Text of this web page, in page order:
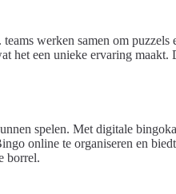
werken samen om puzzels
het een unieke ervaring maakt.
spelen. Met digitale
online te organiseren en
borrel.